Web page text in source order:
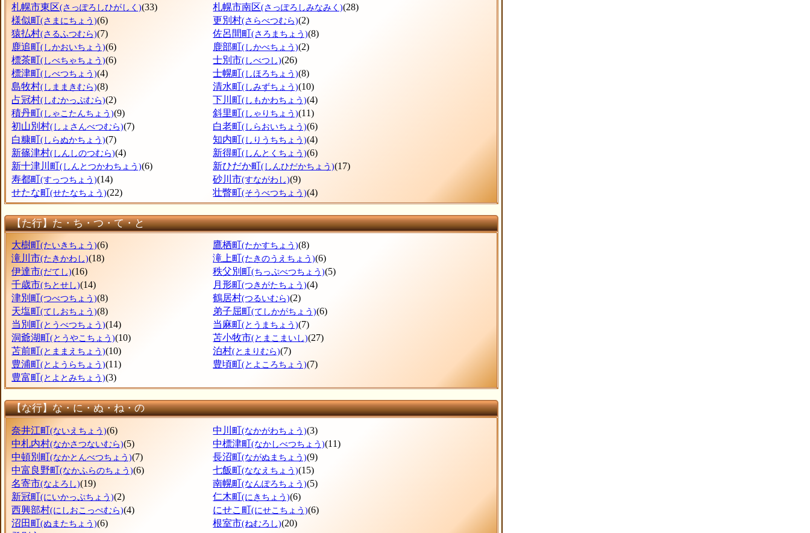
札幌市東区(さっぽろしひがしく)(33) 札幌市南区(さっぽろしみなみく)(28)
様似町(さまにちょう)(6) 更別村(さらべつむら)(2)
猿払村(さるふつむら)(7) 佐呂間町(さろまちょう)(8)
鹿追町(しかおいちょう)(6) 鹿部町(しかべちょう)(2)
標茶町(しべちゃちょう)(6) 士別市(しべつし)(26)
標津町(しべつちょう)(4) 士幌町(しほろちょう)(8)
島牧村(しままきむら)(8) 清水町(しみずちょう)(10)
占冠村(しむかっぷむら)(2) 下川町(しもかわちょう)(4)
積丹町(しゃこたんちょう)(9) 斜里町(しゃりちょう)(11)
初山別村(しょさんべつむら)(7) 白老町(しらおいちょう)(6)
白糠町(しらぬかちょう)(7) 知内町(しりうちちょう)(4)
新篠津村(しんしのつむら)(4) 新得町(しんとくちょう)(6)
新十津川町(しんとつかわちょう)(6) 新ひだか町(しんひだかちょう)(17)
寿都町(すっつちょう)(14) 砂川市(すながわし)(9)
せたな町(せたなちょう)(22) 壮瞥町(そうべつちょう)(4)
【た行】た・ち・つ・て・と
大樹町(たいきちょう)(6) 鷹栖町(たかすちょう)(8)
滝川市(たきかわし)(18) 滝上町(たきのうえちょう)(6)
伊達市(だてし)(16) 秩父別町(ちっぷべつちょう)(5)
千歳市(ちとせし)(14) 月形町(つきがたちょう)(4)
津別町(つべつちょう)(8) 鶴居村(つるいむら)(2)
天塩町(てしおちょう)(8) 弟子屈町(てしかがちょう)(6)
当別町(とうべつちょう)(14) 当麻町(とうまちょう)(7)
洞爺湖町(とうやこちょう)(10) 苫小牧市(とまこまいし)(27)
苫前町(とままえちょう)(10) 泊村(とまりむら)(7)
豊浦町(とようらちょう)(11) 豊頃町(とよころちょう)(7)
豊富町(とよとみちょう)(3)
【な行】な・に・ぬ・ね・の
奈井江町(ないえちょう)(6) 中川町(なかがわちょう)(3)
中札内村(なかさつないむら)(5) 中標津町(なかしべつちょう)(11)
中頓別町(なかとんべつちょう)(7) 長沼町(ながぬまちょう)(9)
中富良野町(なかふらのちょう)(6) 七飯町(ななえちょう)(15)
名寄市(なよろし)(19) 南幌町(なんぽろちょう)(5)
新冠町(にいかっぷちょう)(2) 仁木町(にきちょう)(6)
西興部村(にしおこっぺむら)(4) にせこ町(にせこちょう)(6)
沼田町(ぬまたちょう)(6) 根室市(ねむろし)(20)